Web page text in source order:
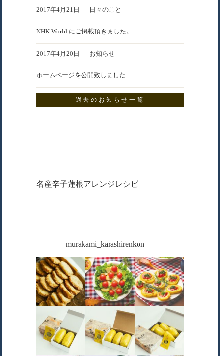
2017年4月21日 日々のこと
NHK World にご掲載頂きました。
2017年4月20日 お知らせ
ホームページを公開致しました
過去のお知らせ一覧
名産辛子蓮根アレンジレシピ
murakami_karashirenkon